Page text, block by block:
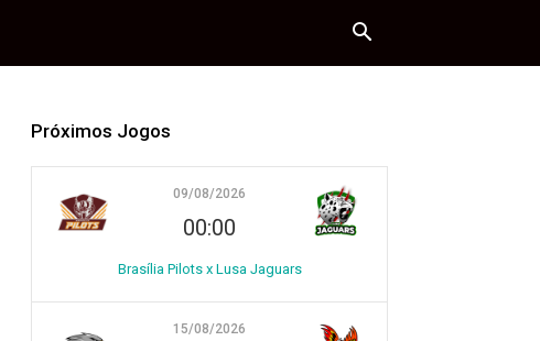
Próximos Jogos
09/08/2026
00:00
Brasília Pilots x Lusa Jaguars
15/08/2026